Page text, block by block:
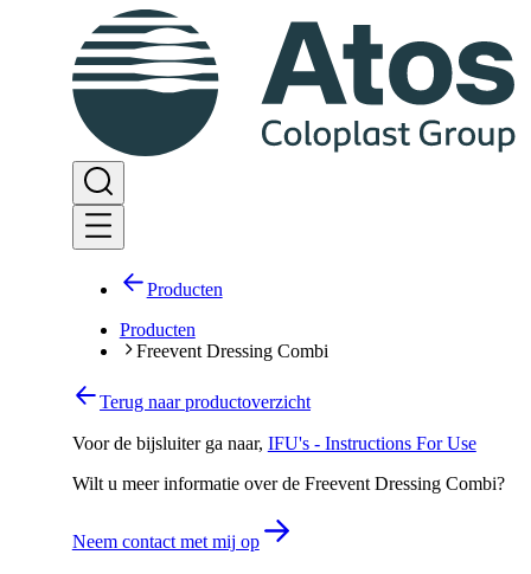
Producten
Producten
Freevent Dressing Combi
Terug naar productoverzicht
Voor de bijsluiter ga naar, IFU's - Instructions For Use
Wilt u meer informatie over de Freevent Dressing Combi?
Neem contact met mij op